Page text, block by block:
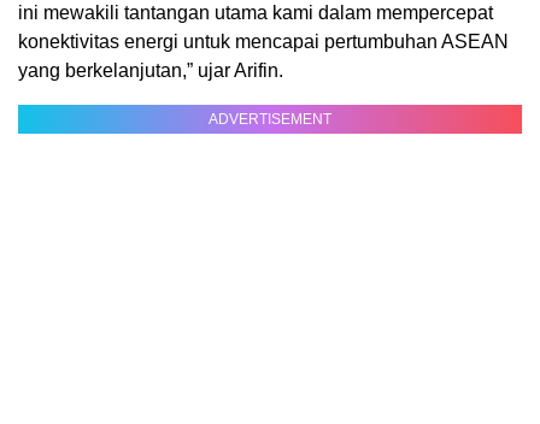
ini mewakili tantangan utama kami dalam mempercepat
konektivitas energi untuk mencapai pertumbuhan ASEAN
yang berkelanjutan,” ujar Arifin.
ADVERTISEMENT